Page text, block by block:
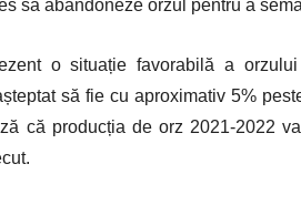
să abandoneze orzul pentru a
o situație favorabilă a
să fie cu aproximativ 5%
că producția de orz 2021-2022